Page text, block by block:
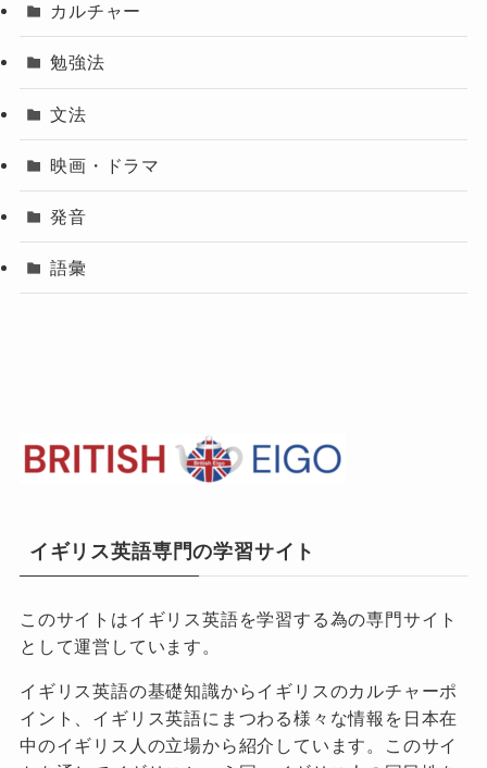
カルチャー
勉強法
文法
映画・ドラマ
発音
語彙
イギリス英語専門の学習サイト
このサイトはイギリス英語を学習する為の専門サイト
として運営しています。
イギリス英語の基礎知識からイギリスのカルチャーポ
イント、イギリス英語にまつわる様々な情報を日本在
中のイギリス人の立場から紹介しています。このサイ